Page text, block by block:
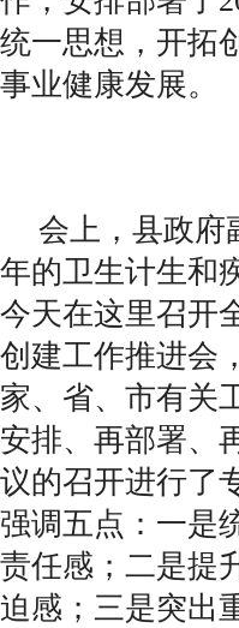
统一思想，开拓
事业健康发展。
会上，县政府
年的卫生计生和
今天在这里召开
创建工作推进会
家、省、市有关
安排、再部署、
议的召开进行了
强调五点：一是
责任感；二是提
迫感；三是突出